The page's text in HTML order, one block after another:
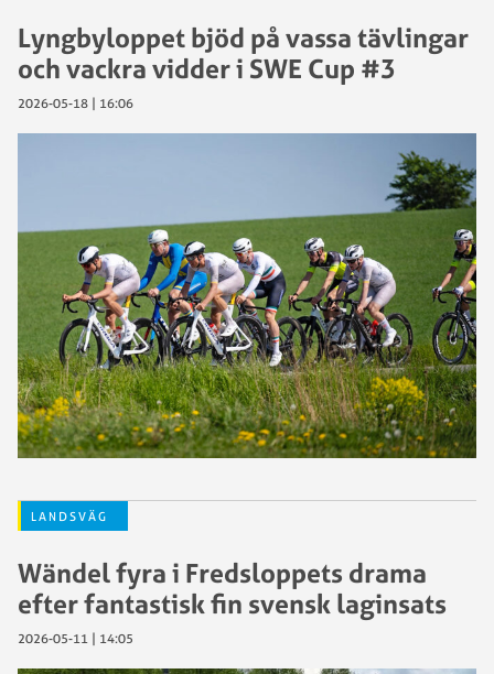
Lyngbyloppet bjöd på vassa tävlingar
och vackra vidder i SWE Cup #3
2026-05-18 | 16:06
LANDSVÄG
Wändel fyra i Fredsloppets drama
efter fantastisk fin svensk laginsats
2026-05-11 | 14:05